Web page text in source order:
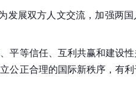
发展双方人文交流，加强两
平等信任、互利共赢和建设
公正合理的国际新秩序，有